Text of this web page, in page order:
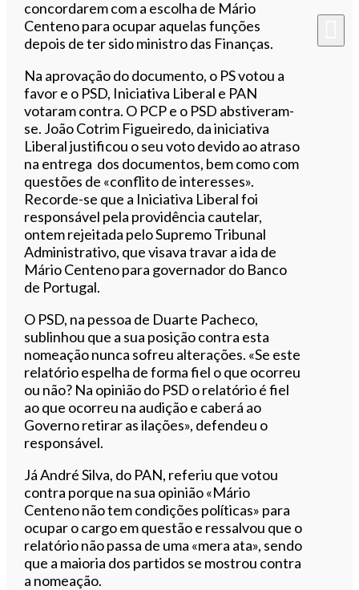
concordarem com a escolha de Mário
Centeno para ocupar aquelas funções
depois de ter sido ministro das Finanças.
Na aprovação do documento, o PS votou a
favor e o PSD, Iniciativa Liberal e PAN
votaram contra. O PCP e o PSD abstiveram-
se. João Cotrim Figueiredo, da iniciativa
Liberal justificou o seu voto devido ao atraso
na entrega dos documentos, bem como com
questões de «conflito de interesses».
Recorde-se que a Iniciativa Liberal foi
responsável pela providência cautelar,
ontem rejeitada pelo Supremo Tribunal
Administrativo, que visava travar a ida de
Mário Centeno para governador do Banco
de Portugal.
O PSD, na pessoa de Duarte Pacheco,
sublinhou que a sua posição contra esta
nomeação nunca sofreu alterações. «Se este
relatório espelha de forma fiel o que ocorreu
ou não? Na opinião do PSD o relatório é fiel
ao que ocorreu na audição e caberá ao
Governo retirar as ilações», defendeu o
responsável.
Já André Silva, do PAN, referiu que votou
contra porque na sua opinião «Mário
Centeno não tem condições políticas» para
ocupar o cargo em questão e ressalvou que o
relatório não passa de uma «mera ata», sendo
que a maioria dos partidos se mostrou contra
a nomeação.